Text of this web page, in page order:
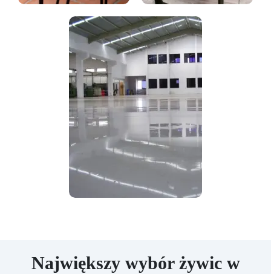
Największy wybór żywic w